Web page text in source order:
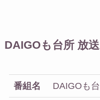
DAIGOも台所 放
番組名 DAIGOも